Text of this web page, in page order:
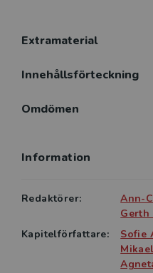
barn med Downs
Extramaterial
Innehållsförteckning
Omdömen
Information
Redaktörer:
Ann-
Gerth
Kapitelförfattare:
Sofie